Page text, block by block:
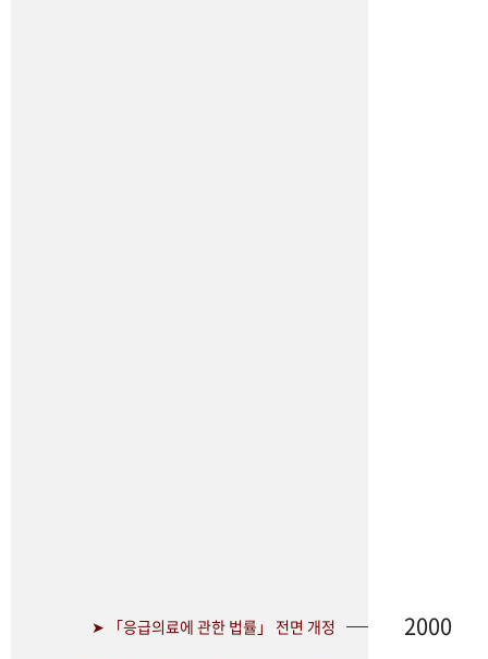
➤ 「응급의료에 관한 법률」 전면 개정 2000